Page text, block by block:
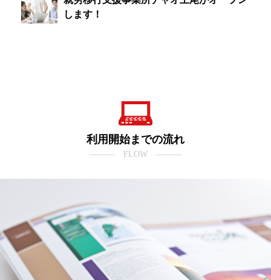
します！
利用開始までの流れ
――― FLOW ―――